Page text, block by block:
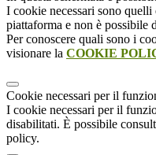
I cookie necessari sono
piattaforma e non è possibile
Per conoscere quali sono i
visionare la COOKIE
Cookie necessari per il
I cookie necessari per il
disabilitati. È possibile
policy.